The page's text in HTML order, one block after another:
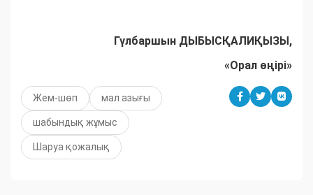
Гүлбаршын ДЫБЫСҚАЛИҚЫЗЫ,
«Орал өңірі»
Жем-шөп мал азығы
шабындық жұмыс
Шаруа қожалық